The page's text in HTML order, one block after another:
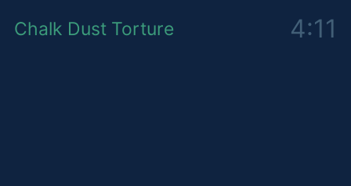
Chalk Dust Torture 4:11